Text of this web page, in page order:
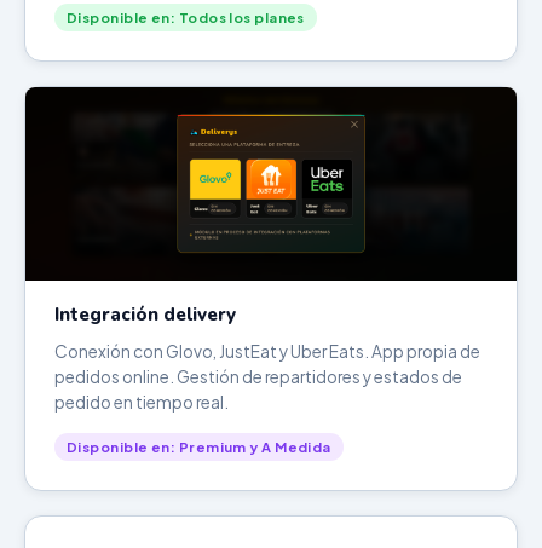
Disponible en: Todos los planes
Integración delivery
Conexión con Glovo, JustEat y Uber Eats. App propia de
pedidos online. Gestión de repartidores y estados de
pedido en tiempo real.
Disponible en: Premium y A Medida